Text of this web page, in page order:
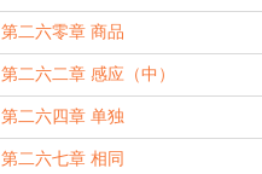
第二六零章 商品
第二六二章 感应（中）
第二六四章 单独
第二六七章 相同